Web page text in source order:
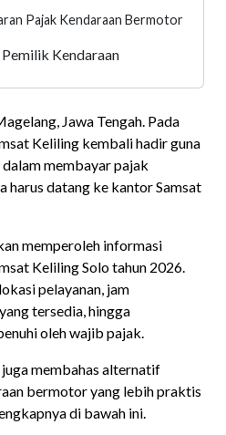
Pajak Kendaraan Bermotor
Kendaraan
Jawa Tengah. Pada
Keliling kembali hadir guna
membayar pajak
harus datang ke kantor Samsat
memperoleh informasi
Keliling Solo tahun 2026.
pelayanan, jam
tersedia, hingga
oleh wajib pajak.
membahas alternatif
bermotor yang lebih praktis
di bawah ini.